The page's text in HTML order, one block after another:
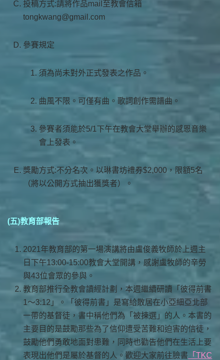
投稿方式:請將作品mail至教會信箱
tongkwang@gmail.com​
參賽規定
須為尚未對外正式發表之作品。
​曲風不限。可僅有曲。歌詞創作需譜曲。​
參賽者須能於5/1下午在教會大堂舉辦的感恩音​樂
會上發表。​
獎勵方式:不分名次。以琳書坊禮券$2,000，限額5名
（將以公開方式抽出獲獎者）。​
(五)教育部報告
2021年教育部的第一場演講將由盧俊義牧師於上週主
日下午13:00-15:00教會大堂開講，感謝盧牧師的辛勞
與43位會眾的參與。
教育部推行全教會讀經計劃，本週繼續研讀「彼得前書
1～3:12」。「彼得前書」是寫給散居在小亞細亞北部
一帶的基督徒，書中稱他們為「被揀選」的人。本書的
主要目的是鼓勵那些為了信仰遭受苦難和迫害的信徒，
鼓勵他們勇敢地面對患難，同時也勸告他們在生活上要
表現出他們是屬於基督的人。歡迎大家前往臉書 「TKC